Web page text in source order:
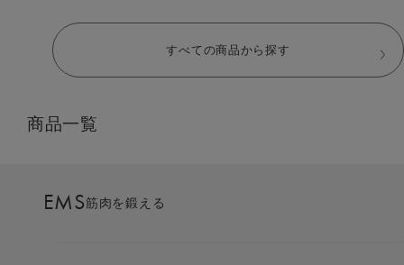
SHOP
すべての商品から探す
商品一覧
EMS筋肉を鍛える